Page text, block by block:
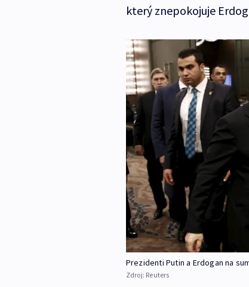
který znepokojuje
Prezidenti Putin a Erdogan na
Zdroj: Reuters